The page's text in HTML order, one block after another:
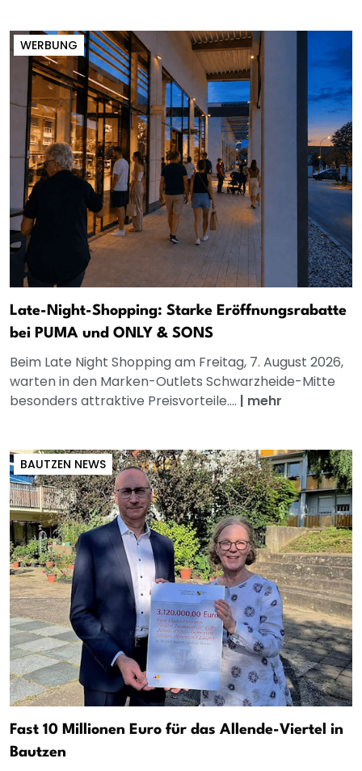
WERBUNG
Late-Night-Shopping: Starke Eröffnungsrabatte
bei PUMA und ONLY & SONS
Beim Late Night Shopping am Freitag, 7. August 2026,
warten in den Marken-Outlets Schwarzheide-Mitte
besonders attraktive Preisvorteile.... | mehr
BAUTZEN NEWS
Fast 10 Millionen Euro für das Allende-Viertel in
Bautzen